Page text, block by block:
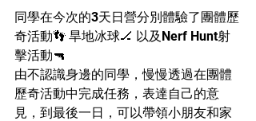
同學在今次的3天日營分別體驗了團體歷
奇活動👣 旱地冰球🏒 以及Nerf Hunt射
擊活動🔫
由不認識身邊的同學，慢慢透過在團體
歷奇活動中完成任務，表達自己的意
見，到最後一日，可以帶領小朋友和家